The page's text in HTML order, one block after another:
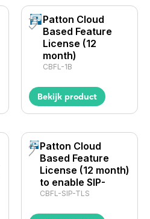
Patton Cloud
Based Feature
License (12
month)
CBFL-1B
Bekijk product
Patton Cloud
Based Feature
License (12 month)
to enable SIP-
CBFL-SIP-TLS